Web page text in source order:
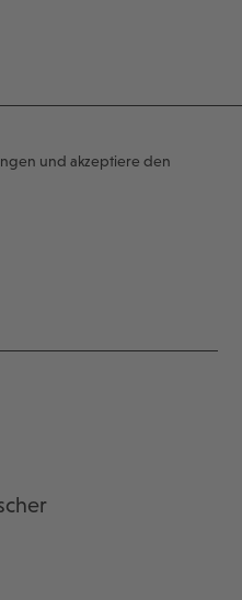
und akzeptiere den